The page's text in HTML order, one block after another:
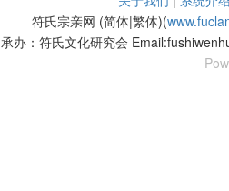
符氏宗亲网 (简体|繁体)(
承办：符氏文化研究会